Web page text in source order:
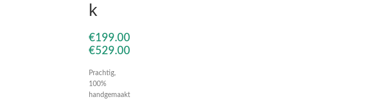
k
€
€
Prachtig,
100%
handgemaakt